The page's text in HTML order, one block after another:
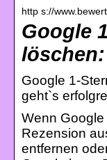
http s://
Google
Google 1-
geht`s
Wenn
Rezension
entfernen